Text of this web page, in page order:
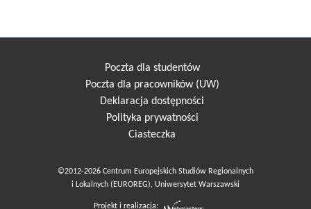
Poczta dla studentów
Poczta dla pracowników (UW)
Deklaracja dostępności
Polityka prywatności
Ciasteczka
©2012-2026 Centrum Europejskich Studiów Regionalnych
i Lokalnych (EUROREG), Uniwersytet Warszawski
Projekt i realizacja: